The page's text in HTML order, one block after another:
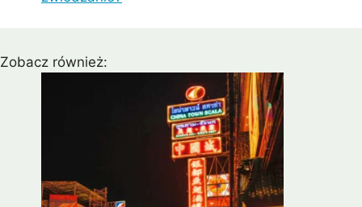
Zobacz również: